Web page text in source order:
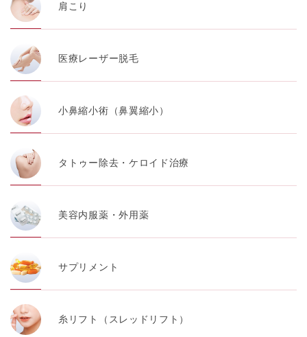
肩こり
医療レーザー脱毛
小鼻縮小術（鼻翼縮小）
タトゥー除去・ケロイド治療
美容内服薬・外用薬
サプリメント
糸リフト（スレッドリフト）